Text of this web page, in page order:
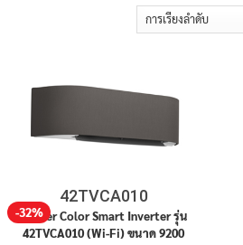
-32%
42TVCA010
Carrier Color Smart Inverter รุ่น
42TVCA010 (Wi-Fi) ขนาด 9200